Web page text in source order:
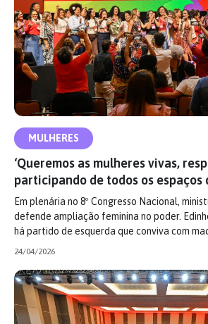
MULHERES
‘Queremos as mulheres vivas,
participando de todos os espaços
Em plenária no 8º Congresso Nacional,
defende ampliação feminina no poder.
há partido de esquerda que conviva com
24/04/2026